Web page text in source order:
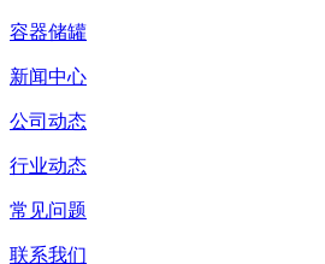
容器储罐
新闻中心
公司动态
行业动态
常见问题
联系我们